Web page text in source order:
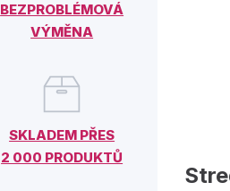
BEZPROBLÉMOVÁ
VÝMĚNA
SKLADEM PŘES
2 000 PRODUKTŮ